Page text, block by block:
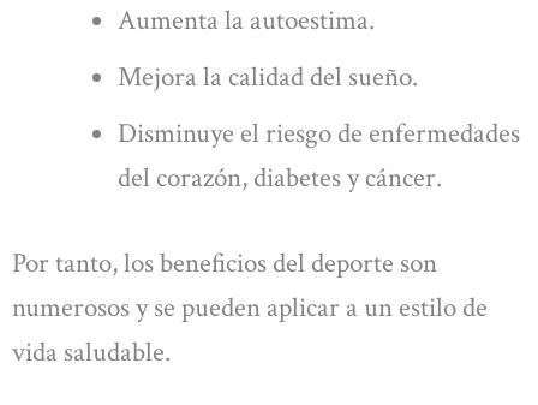
Aumenta la autoestima.
Mejora la calidad del sueño.
Disminuye el riesgo de enfermedades
del corazón, diabetes y cáncer.
Por tanto, los beneficios del deporte son
numerosos y se pueden aplicar a un estilo de
vida saludable.